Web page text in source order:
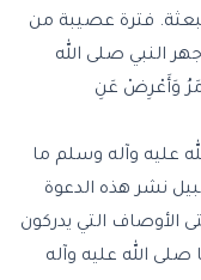
فترة عصيبة من
النبي صلى الله
وَأَعْرِضْ عَنِ
عليه وآله وسلم ما
نشر هذه الدعوة
الأوصاف التي يدركون
الله عليه وآله